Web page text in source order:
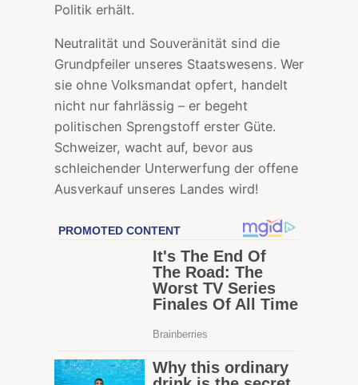
Politik erhält.
Neutralität und Souveränität sind die
Grundpfeiler unseres Staatswesens. Wer
sie ohne Volksmandat opfert, handelt
nicht nur fahrlässig – er begeht
politischen Sprengstoff erster Güte.
Schweizer, wacht auf, bevor aus
schleichender Unterwerfung der offene
Ausverkauf unseres Landes wird!